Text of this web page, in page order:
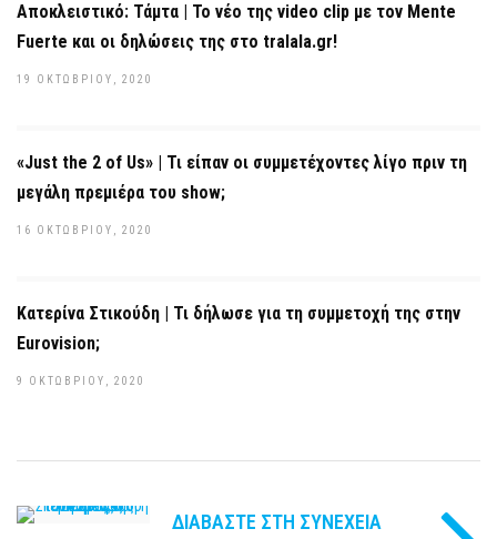
Αποκλειστικό: Τάμτα | Το νέο της video clip με τον Mente
Fuerte και οι δηλώσεις της στο tralala.gr!
19 ΟΚΤΩΒΡΊΟΥ, 2020
«Just the 2 of Us» | Τι είπαν οι συμμετέχοντες λίγο πριν τη
μεγάλη πρεμιέρα του show;
16 ΟΚΤΩΒΡΊΟΥ, 2020
Κατερίνα Στικούδη | Τι δήλωσε για τη συμμετοχή της στην
Eurovision;
9 ΟΚΤΩΒΡΊΟΥ, 2020
ΔΙΑΒΆΣΤΕ ΣΤΗ ΣΥΝΈΧΕΙΑ